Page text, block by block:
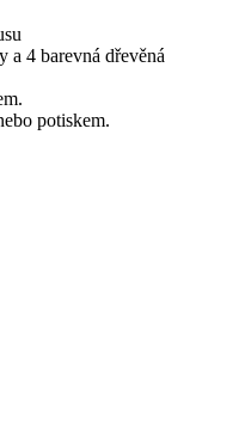
a 4 barevná dřevěná
potiskem.